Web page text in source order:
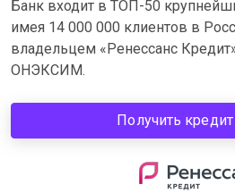
Банк входит в ТОП-50
имея 14 000 000 клиентов в
владельцем «Ренессанс
ОНЭКСИМ.
Получить